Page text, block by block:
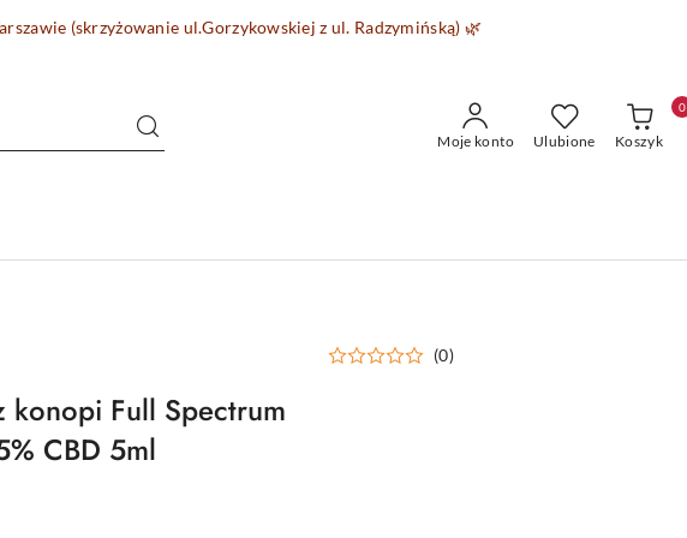
(skrzyżowanie ul.Gorzykowskiej z ul. Radzymińską) 🌿
Moje konto Ulubione Koszyk
0
(0)
konopi Full Spectrum
CBD 5ml